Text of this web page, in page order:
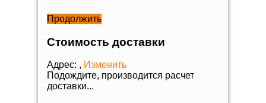
Продолжить
Стоимость доставки
Адрес: , Изменить
Подождите, производится расчет
доставки...